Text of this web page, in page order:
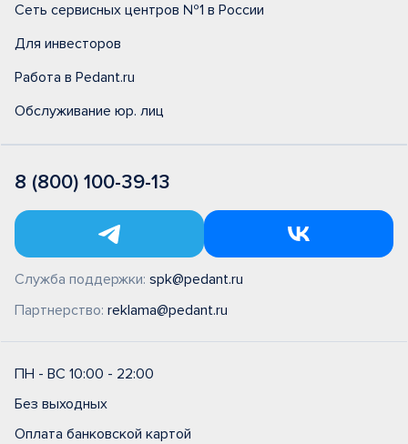
Сеть сервисных центров №1 в России
Для инвесторов
Работа в Pedant.ru
Обслуживание юр. лиц
8 (800) 100-39-13
Служба поддержки: spk@pedant.ru
Партнерство: reklama@pedant.ru
ПН - ВС 10:00 - 22:00
Без выходных
Оплата банковской картой